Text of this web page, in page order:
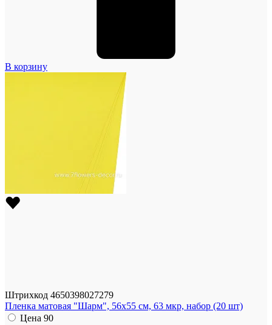
В корзину
Штрихкод 4650398027279
Пленка матовая "Шарм", 56x55 см, 63 мкр, набор (20 шт)
Цена 90